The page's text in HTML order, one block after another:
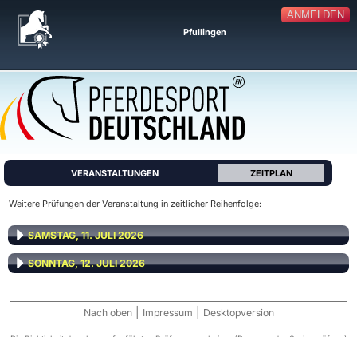
ANMELDEN
Pfullingen
VERANSTALTUNGEN ZEITPLAN
Weitere Prüfungen der Veranstaltung in zeitlicher Reihenfolge:
SAMSTAG, 11. JULI 2026
SONNTAG, 12. JULI 2026
Nach oben Impressum Desktopversion